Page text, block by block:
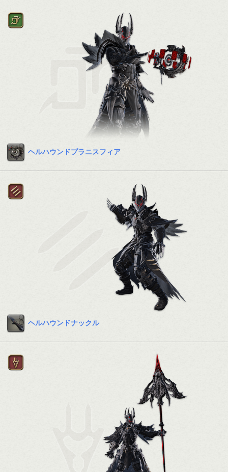
ヘルハウンドプラニスフィア
ヘルハウンドナックル